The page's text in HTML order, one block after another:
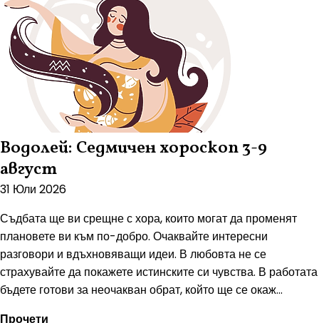
Водолей: Седмичен хороскоп 3-9
август
31 Юли 2026
Съдбата ще ви срещне с хора, които могат да променят
плановете ви към по-добро. Очаквайте интересни
разговори и вдъхновяващи идеи. В любовта не се
страхувайте да покажете истинските си чувства. В работата
бъдете готови за неочакван обрат, който ще се окаж...
Прочети